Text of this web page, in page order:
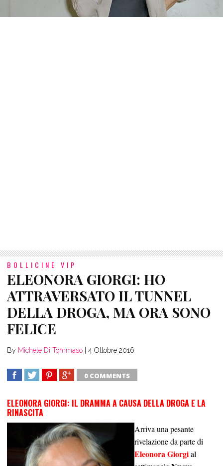
BOLLICINE VIP
ELEONORA GIORGI: HO
ATTRAVERSATO IL TUNNEL
DELLA DROGA, MA ORA SONO
FELICE
By Michele Di Tommaso 4 Ottobre 2016
0 COMMENTS
ELEONORA GIORGI: IL DRAMMA A CAUSA DELLA DROGA E LA
RINASCITA
Arriva una pesante
rivelazione da parte di
Eleonora Giorgial